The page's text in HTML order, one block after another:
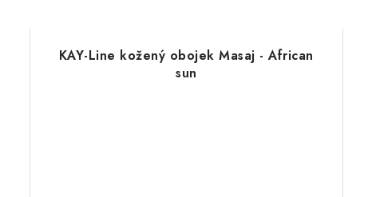
KAY-Line kožený obojek Masaj - African
sun